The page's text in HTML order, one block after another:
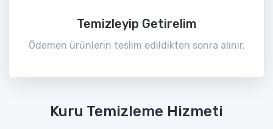
Temizleyip Getirelim
Ödemen ürünlerin teslim edildikten sonra alınır.
Kuru Temizleme Hizmeti